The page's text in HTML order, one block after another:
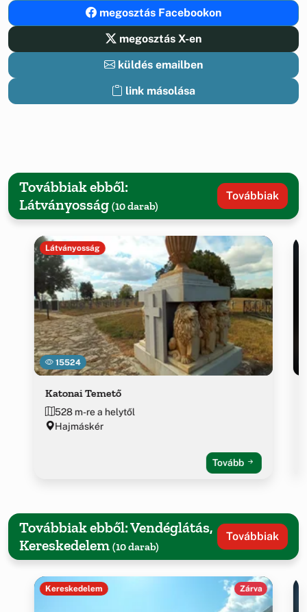
megosztás Facebookon
megosztás X-en
küldés emailben
link másolása
Továbbiak ebből:
Látványosság (10 darab)
Továbbiak
15524
Látványosság
Katonai Temető
528 m-re a helytől
Hajmáskér
Tovább
Továbbiak ebből: Vendéglátás,
Kereskedelem (10 darab)
Továbbiak
Kereskedelem Zárva